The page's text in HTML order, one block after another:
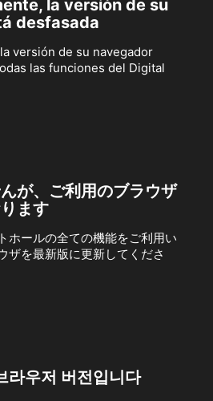
la versión de su
desfasada
versión de su navegador
las funciones del Digital
が、ご利用のブラウザ
ます
ホールの全ての機能をご利用い
ザを最新版に更新してくださ
라우저 버전입니다